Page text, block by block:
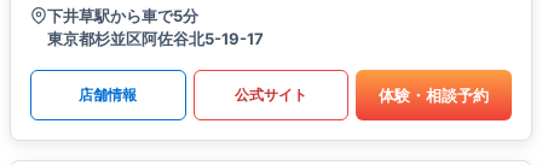
下井草駅から車で5分
東京都杉並区阿佐谷北5-19-17
店舗情報 公式サイト 体験・相談予約